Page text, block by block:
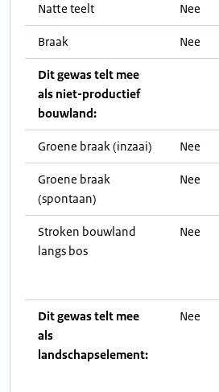
Natte teelt Nee
Braak Nee
Dit gewas telt mee
als niet-productief
bouwland:
Groene braak (inzaai) Nee
Groene braak
(spontaan)
Nee
Stroken bouwland
langs bos
Nee
Dit gewas telt mee
als
landschapselement:
Nee